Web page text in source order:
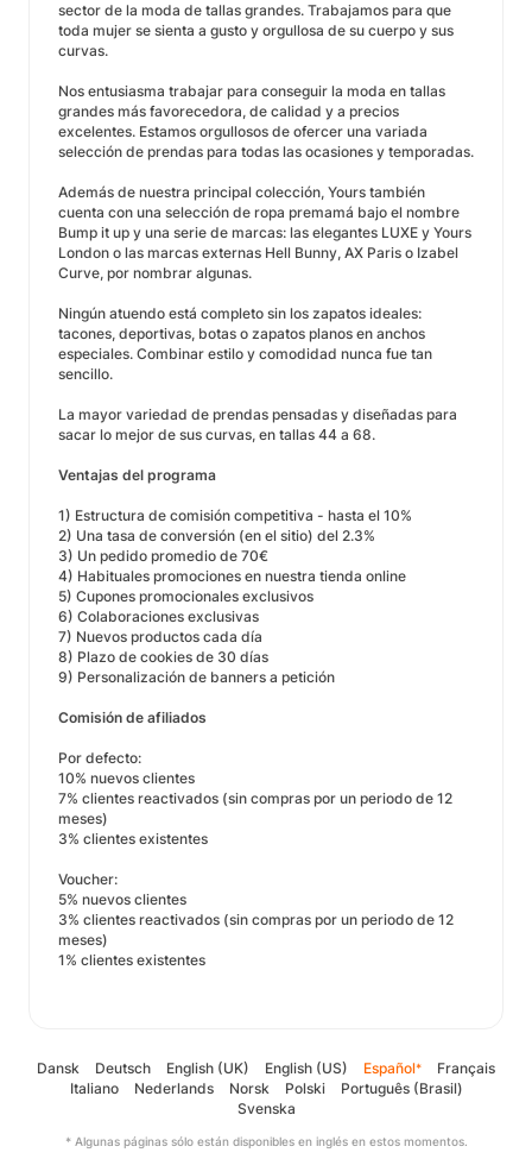
sector de la moda de tallas grandes. Trabajamos para que
toda mujer se sienta a gusto y orgullosa de su cuerpo y sus
curvas.
Nos entusiasma trabajar para conseguir la moda en tallas
grandes más favorecedora, de calidad y a precios
excelentes. Estamos orgullosos de ofercer una variada
selección de prendas para todas las ocasiones y temporadas.
Además de nuestra principal colección, Yours también
cuenta con una selección de ropa premamá bajo el nombre
Bump it up y una serie de marcas: las elegantes LUXE y Yours
London o las marcas externas Hell Bunny, AX Paris o Izabel
Curve, por nombrar algunas.
Ningún atuendo está completo sin los zapatos ideales:
tacones, deportivas, botas o zapatos planos en anchos
especiales. Combinar estilo y comodidad nunca fue tan
sencillo.
La mayor variedad de prendas pensadas y diseñadas para
sacar lo mejor de sus curvas, en tallas 44 a 68.
Ventajas del programa
1) Estructura de comisión competitiva - hasta el 10%
2) Una tasa de conversión (en el sitio) del 2.3%
3) Un pedido promedio de 70€
4) Habituales promociones en nuestra tienda online
5) Cupones promocionales exclusivos
6) Colaboraciones exclusivas
7) Nuevos productos cada día
8) Plazo de cookies de 30 días
9) Personalización de banners a petición
Comisión de afiliados
Por defecto:
10% nuevos clientes
7% clientes reactivados (sin compras por un periodo de 12
meses)
3% clientes existentes
Voucher:
5% nuevos clientes
3% clientes reactivados (sin compras por un periodo de 12
meses)
1% clientes existentes
Dansk Deutsch English (UK) English (US) Español*
Français
Italiano
Nederlands Norsk Polski
Português (Brasil)
Svenska
* Algunas páginas sólo están disponibles en inglés en estos momentos.